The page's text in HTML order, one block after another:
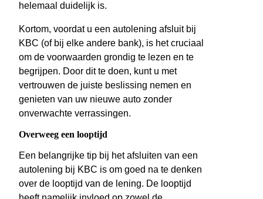
helemaal duidelijk is.
Kortom, voordat u een autolening afsluit bij
KBC (of bij elke andere bank), is het cruciaal
om de voorwaarden grondig te lezen en te
begrijpen. Door dit te doen, kunt u met
vertrouwen de juiste beslissing nemen en
genieten van uw nieuwe auto zonder
onverwachte verrassingen.
Overweeg een looptijd
Een belangrijke tip bij het afsluiten van een
autolening bij KBC is om goed na te denken
over de looptijd van de lening. De looptijd